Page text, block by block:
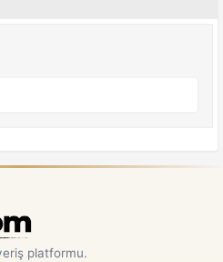
platformu.